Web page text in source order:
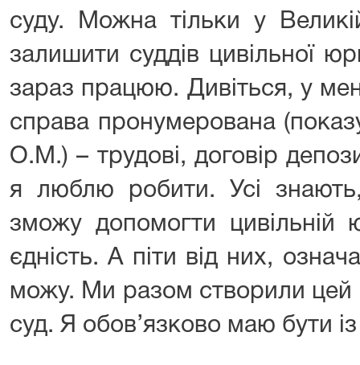
суду. Можна тільки у
залишити суддів цивільної
зараз працюю. Дивіться, у
справа пронумерована
О.М.) – трудові, договір
я люблю робити. Усі
зможу допомогти цивільній
єдність. А піти від них,
можу. Ми разом створили цей
суд. Я обов’язково маю бути